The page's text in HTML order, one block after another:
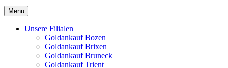
Menu
Unsere Filialen
Goldankauf Bozen
Goldankauf Brixen
Goldankauf Bruneck
Goldankauf Trient